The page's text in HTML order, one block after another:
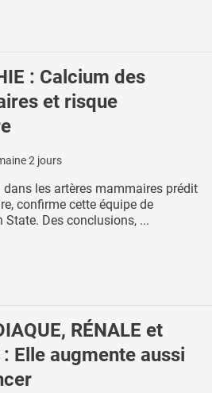
: Calcium des
et risque
2 jours
les artères mammaires prédit
confirme cette équipe de
Des conclusions, ...
RÉNALE et
: Elle augmente aussi